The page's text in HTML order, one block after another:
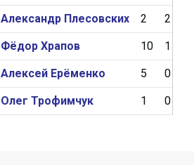
Александр Плесовских 2 2
Фёдор Храпов 10 1
Алексей Ерёменко 5 0
Олег Трофимчук 1 0